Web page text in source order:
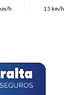
h
15 km/h